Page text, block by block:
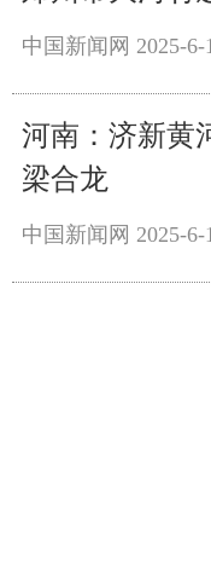
中国新闻网 2025-6-
河南：济新黄
梁合龙
中国新闻网 2025-6-